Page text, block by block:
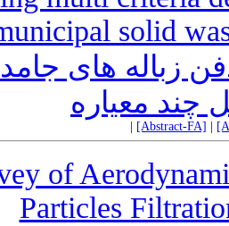
solid
زباله های
چند معیاره
[Abstract-FA]
of
Particles